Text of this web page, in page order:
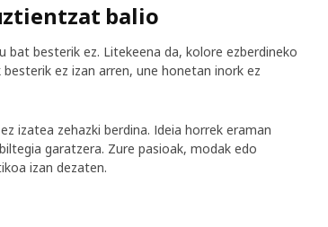
balio
bat besterik ez. Litekeena da, kolore ezberdineko
ez izan arren, une honetan inork ez
izatea zehazki berdina. Ideia horrek eraman
garatzera. Zure pasioak, modak edo
izan dezaten.